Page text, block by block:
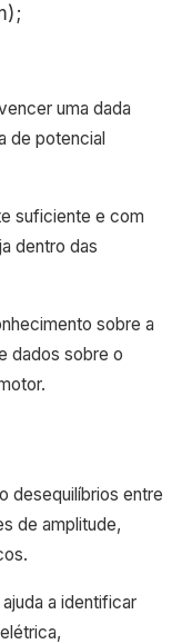
uma dada
de potencial
suficiente e com
dentro das
sobre a
dados sobre o
desequilíbrios entre
de amplitude,
a identificar